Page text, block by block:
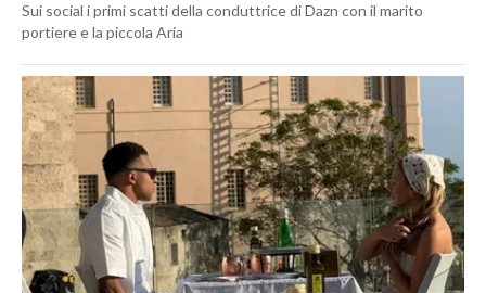
Sui social i primi scatti della conduttrice di Dazn con il marito
portiere e la piccola Aria